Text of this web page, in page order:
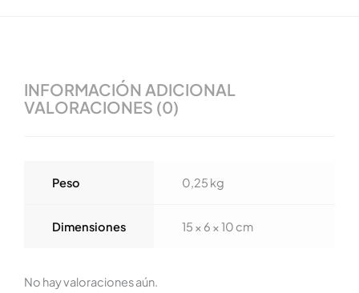
INFORMACIÓN ADICIONAL
VALORACIONES (0)
Peso 0,25 kg
Dimensiones 15 × 6 × 10 cm
No hay valoraciones aún.